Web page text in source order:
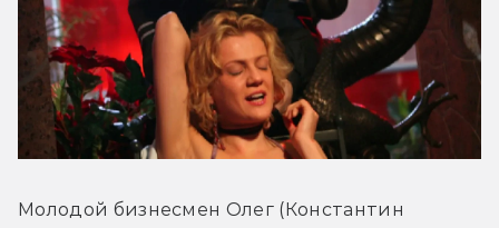
Молодой бизнесмен Олег (Константин